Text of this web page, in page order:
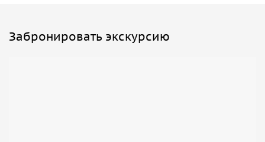
Забронировать экскурсию